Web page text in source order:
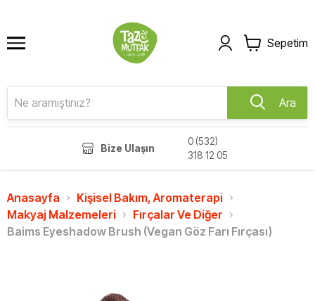
Sepetim
Ara
Bize Ulaşın
0 (532)
318 12 05
Anasayfa
Kişisel Bakım, Aromaterapi
Makyaj Malzemeleri
Fırçalar Ve Diğer
Baims Eyeshadow Brush (Vegan Göz Farı Fırçası)